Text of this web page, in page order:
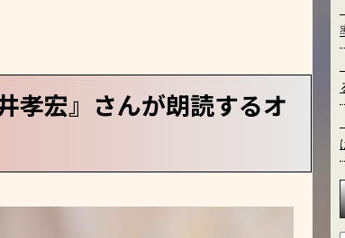
孝宏』さんが朗読するオ